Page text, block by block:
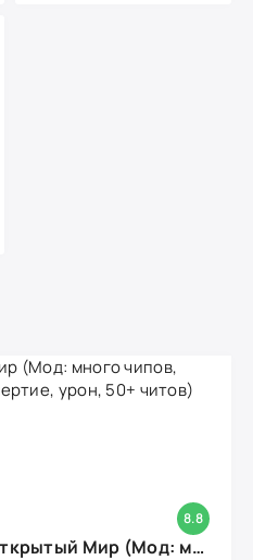
8.8
Toilet Fight Открытый Мир (Мод: много чипов, денег, все открыто, бессмертие, урон, 50+ читов)